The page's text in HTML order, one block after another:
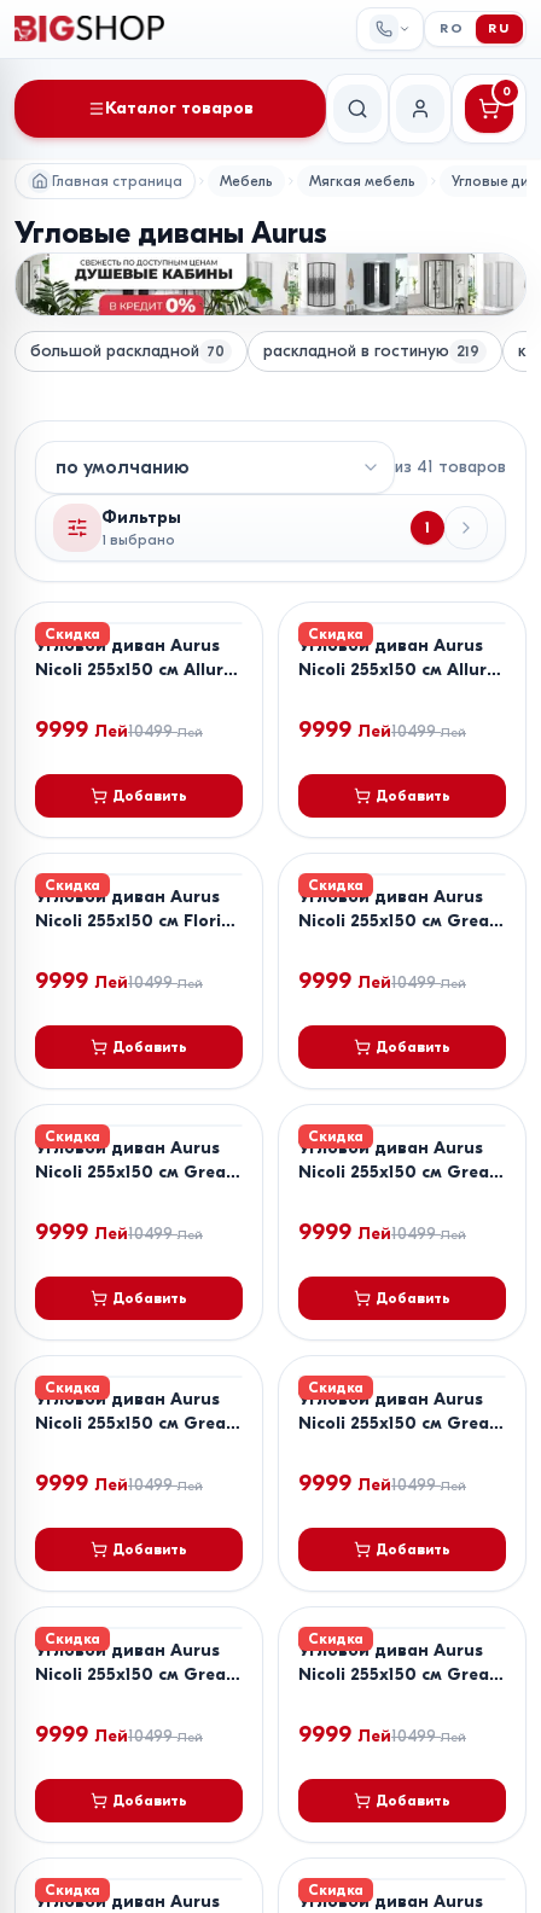
RO RU
Каталог товаров
Поиск Мой аккаунт
0
Главная страница Мебель Мягкая мебель Угловые
Угловые диваны Aurus
большой раскладной 70 раскладной в гостиную 219
из 41 товаров
Фильтры
1 выбрано
1
Скидка
Угловой диван Aurus
Nicoli 255x150 см Allure
9999 Лей10499 Лей
Добавить
Скидка
Угловой диван Aurus
Nicoli 255x150 см Allure
9999 Лей10499 Лей
Добавить
Скидка
Угловой диван Aurus
Nicoli 255x150 см Florida
9999 Лей10499 Лей
Добавить
Скидка
Угловой диван Aurus
Nicoli 255x150 см Great
9999 Лей10499 Лей
Добавить
Скидка
Угловой диван Aurus
Nicoli 255x150 см Great
9999 Лей10499 Лей
Добавить
Скидка
Угловой диван Aurus
Nicoli 255x150 см Great
9999 Лей10499 Лей
Добавить
Скидка
Угловой диван Aurus
Nicoli 255x150 см Great
9999 Лей10499 Лей
Добавить
Скидка
Угловой диван Aurus
Nicoli 255x150 см Great
9999 Лей10499 Лей
Добавить
Скидка
Угловой диван Aurus
Nicoli 255x150 см Great
9999 Лей10499 Лей
Добавить
Скидка
Угловой диван Aurus
Nicoli 255x150 см Great
9999 Лей10499 Лей
Добавить
Скидка
Угловой диван Aurus
Скидка
Угловой диван Aurus